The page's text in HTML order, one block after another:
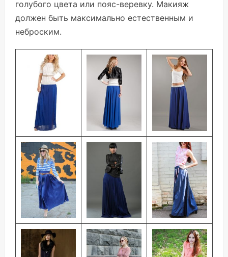
голубого цвета или пояс-веревку. Макияж
должен быть максимально естественным и
неброским.